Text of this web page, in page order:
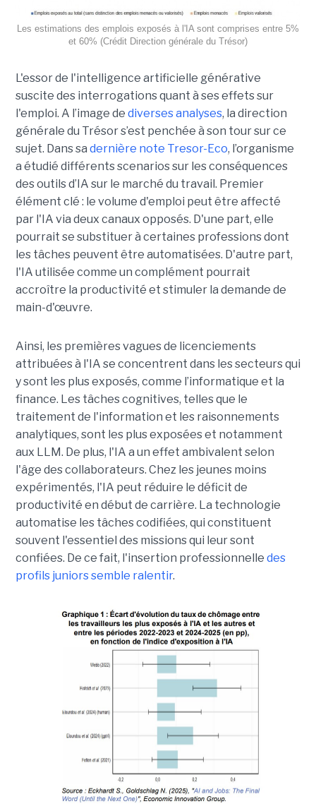
Les estimations des emplois exposés à l'IA sont comprises entre 5%
et 60% (Crédit Direction générale du Trésor)
L'essor de l'intelligence artificielle générative
suscite des interrogations quant à ses effets sur
l'emploi. A l’image de diverses analyses, la direction
générale du Trésor s’est penchée à son tour sur ce
sujet. Dans sa dernière note Tresor-Eco, l’organisme
a étudié différents scenarios sur les conséquences
des outils d’IA sur le marché du travail. Premier
élément clé : le volume d'emploi peut être affecté
par l'IA via deux canaux opposés. D'une part, elle
pourrait se substituer à certaines professions dont
les tâches peuvent être automatisées. D'autre part,
l'IA utilisée comme un complément pourrait
accroître la productivité et stimuler la demande de
main-d'œuvre.
Ainsi, les premières vagues de licenciements
attribuées à l'IA se concentrent dans les secteurs qui
y sont les plus exposés, comme l’informatique et la
finance. Les tâches cognitives, telles que le
traitement de l'information et les raisonnements
analytiques, sont les plus exposées et notamment
aux LLM. De plus, l'IA a un effet ambivalent selon
l'âge des collaborateurs. Chez les jeunes moins
expérimentés, l'IA peut réduire le déficit de
productivité en début de carrière. La technologie
automatise les tâches codifiées, qui constituent
souvent l'essentiel des missions qui leur sont
confiées. De ce fait, l'insertion professionnelle des
profils juniors semble ralentir.